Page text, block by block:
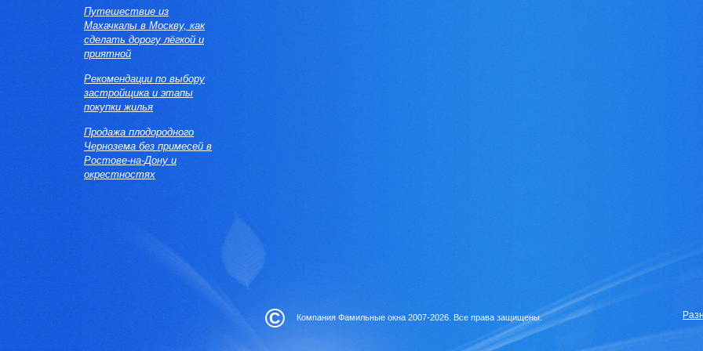
Путешествие из
Махачкалы в Москву, как
сделать дорогу лёгкой и
приятной
Рекомендации по выбору
застройщика и этапы
покупки жилья
Продажа плодородного
Чернозема без примесей в
Ростове-на-Дону и
окрестностях
© Компания Фамильные окна 2007-2026. Все права защищены.